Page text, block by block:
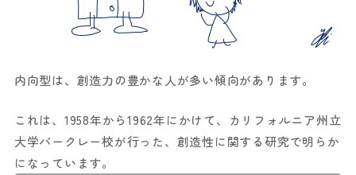
内向型は、創造力の豊かな人が多い傾向があります。
これは、1958年から1962年にかけて、カリフォルニア州立
大学バークレー校が行った、創造性に関する研究で明らか
になっています。